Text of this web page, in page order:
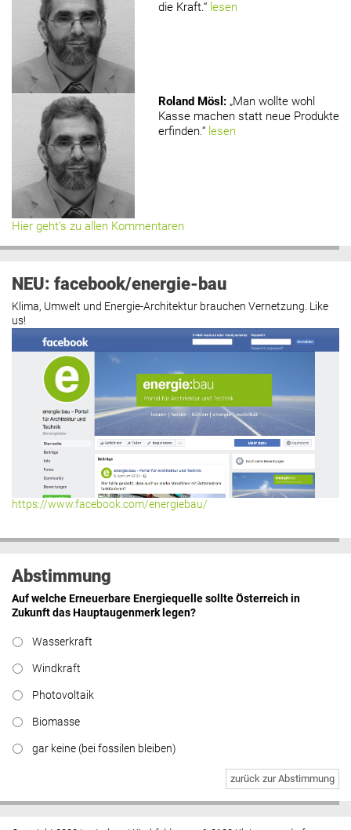
die Kraft.“ lesen
Roland Mösl : „Man wollte wohl
Kasse machen statt neue Produkte
erfinden.“ lesen
Hier geht’s zu allen Kommentaren
NEU: facebook/energie-bau
Klima, Umwelt und Energie-Architektur brauchen Vernetzung. Like
us!
https://www.facebook.com/energiebau/
Abstimmung
Auf welche Erneuerbare Energiequelle sollte Österreich in
Zukunft das Hauptaugenmerk legen?
Wasserkraft
Windkraft
Photovoltaik
Biomasse
gar keine (bei fossilen bleiben)
zurück zur Abstimmung